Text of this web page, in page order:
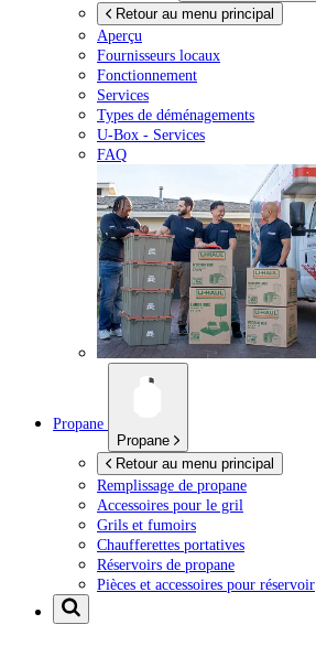
Retour au menu principal
Aperçu
Fournisseurs locaux
Fonctionnement
Services
Types de déménagements
U-Box - Services
FAQ
Propane
Propane
Retour au menu principal
Remplissage de propane
Accessoires pour le gril
Grils et fumoirs
Chaufferettes portatives
Réservoirs de propane
Pièces et accessoires pour réservoir